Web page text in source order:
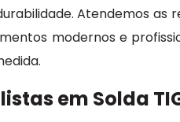
Atendemos as
modernos e
em Solda